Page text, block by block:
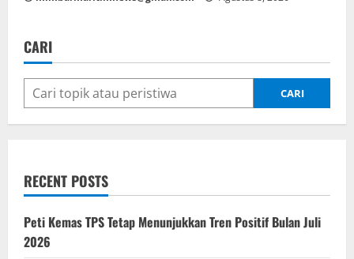
CARI
CARI
RECENT POSTS
Peti Kemas TPS Tetap Menunjukkan Tren Positif Bulan Juli
2026